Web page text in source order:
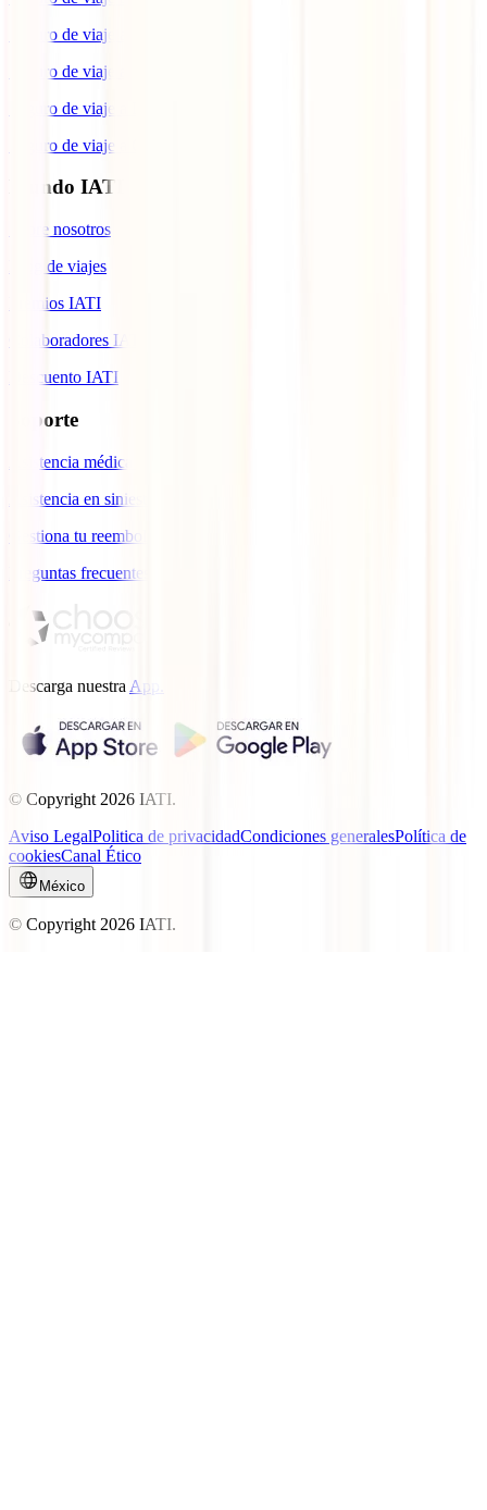
Seguro de viaje a Brasil
Seguro de viaje a Colombia
Seguro de viaje a Italia
Seguro de viaje a Canadá
Mundo IATI
Sobre nosotros
Blog de viajes
Premios IATI
Colaboradores IATI
Descuento IATI
Soporte
Asistencia médica en viajes
Asistencia en siniestros
Gestiona tu reembolso
Preguntas frecuentes
Descarga nuestra App.
© Copyright 2026 IATI.
Aviso LegalPolitica de privacidadCondiciones generalesPolítica de
cookiesCanal Ético
México
© Copyright 2026 IATI.